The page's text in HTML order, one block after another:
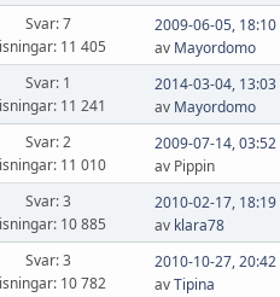
Svar: 7
11 405
2009-06-05, 18:10
av Mayordomo
Svar: 1
11 241
2014-03-04, 13:03
av Mayordomo
Svar: 2
11 010
2009-07-14, 03:52
av Pippin
Svar: 3
10 885
2010-02-17, 18:19
av klara78
Svar: 3
10 782
2010-10-27, 20:42
avTipina